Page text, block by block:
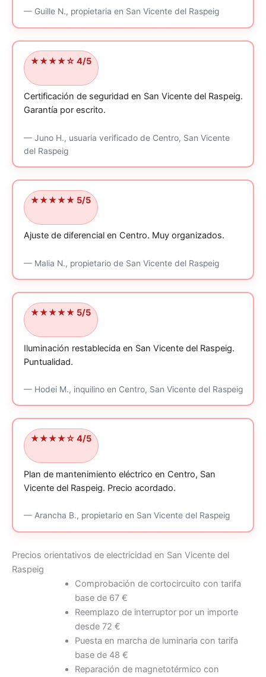
—Guille N., propietaria en San Vicente del Raspeig
★★★★☆ 4/5
Certificación de seguridad en San Vicente del Raspeig.
Garantía por escrito.
—Juno H., usuaria verificadode Centro, San Vicente
del Raspeig
★★★★★ 5/5
Ajuste de diferencial en Centro. Muy organizados.
—Malia N., propietariode San Vicente del Raspeig
★★★★★ 5/5
Iluminación restablecida en San Vicente del Raspeig.
Puntualidad.
—Hodei M., inquilinoen Centro, San Vicente del Raspeig
★★★★☆ 4/5
Plan de mantenimiento eléctrico en Centro, San
Vicente del Raspeig. Precio acordado.
—Arancha B., propietarioen San Vicente del Raspeig
Precios orientativos de electricidad en San Vicente del
Raspeig
Comprobación de cortocircuito con tarifa
base de 67 €
Reemplazo de interruptor por un importe
desde 72 €
Puesta en marcha de luminaria con tarifa
base de 48 €
Reparación de magnetotérmico con